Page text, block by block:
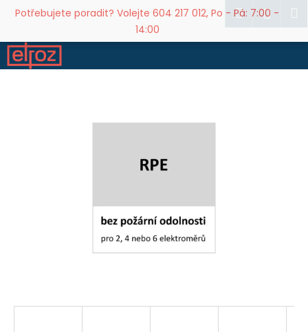
Potřebujete poradit? Volejte 604 217 012, Po - Pá: 7:00 -
14:00
Hledat
š
C
n